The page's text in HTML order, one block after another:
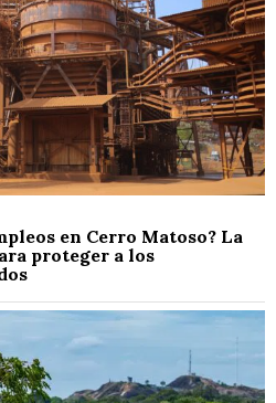
en Cerro Matoso? La
proteger a los